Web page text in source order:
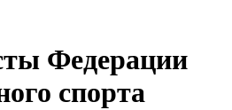
Федерации
спорта